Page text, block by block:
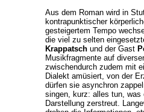
Aus dem Roman wird in
kontrapunktischer
gesteigertem Tempo
die viel zu selten
Krappatschund der Gast
Musikfragmente auf
zwischendurch zudem mit
Dialekt amüsiert, von der
dürfen sie asynchron
singen, kurz: alles tun, was
Darstellung zerstreut.